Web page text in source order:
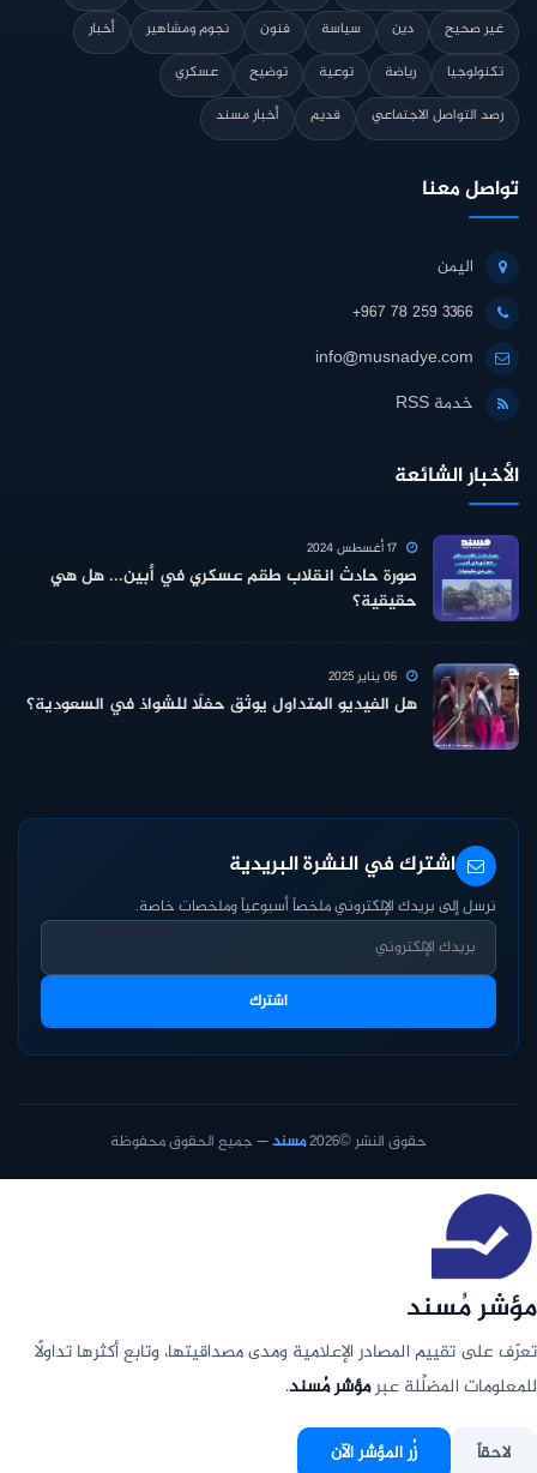
غير صحيح
دين سياسة فنون نجوم ومشاهير
أخبار
تكنولوجيا
رياضة توعية توضيح
عسكري
رصد التواصل الاجتماعي
قديم أخبار مسند
تواصل معنا
اليمن
+967 78 259 3366
info@musnadye.com
خدمة RSS
الأخبار الشائعة
صورة حادث انقلاب طقم عسكري في أبين... هل هي
حقيقية؟
هل الفيديو المتداول يوثق حفلًا للشواذ في السعودية؟
اشترك في النشرة البريدية
نرسل إلى بريدك الإلكتروني ملخصاً أسبوعياً وملخصات خاصة.
اشترك
حقوق النشر ©2026 مسند— جميع الحقوق محفوظة
مؤشر مُسند
تعرّف على تقييم المصادر الإعلامية ومدى مصداقيتها، وتابع أكثرها تداولًا
للمعلومات المضلِّلة عبرمؤشر مُسند.
لاحقاً زُر المؤشر الآن